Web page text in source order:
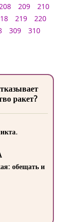
209
210
219
220
309
310
ракет?
обещать и